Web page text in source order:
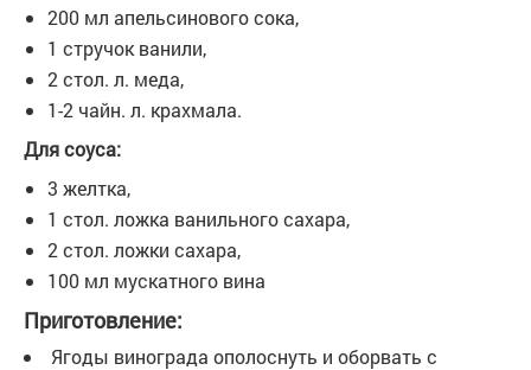
200 мл апельсинового сока,
1 стручок ванили,
2 стол. л. меда,
1-2 чайн. л. крахмала.
Для соуса:
3 желтка,
1 стол. ложка ванильного сахара,
2 стол. ложки сахара,
100 мл мускатного вина
Приготовление:
Ягоды винограда ополоснуть и оборвать с